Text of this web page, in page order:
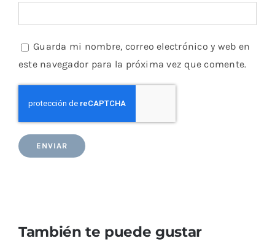
Guarda mi nombre, correo electrónico y web en
este navegador para la próxima vez que comente.
También te puede gustar